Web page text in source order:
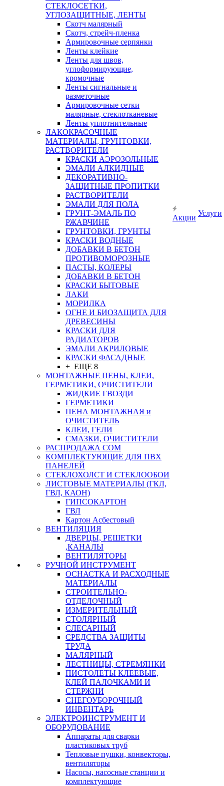
СТЕКЛОСЕТКИ,
УГЛОЗАЩИТНЫЕ, ЛЕНТЫ
Скотч малярный
Скотч, стрейч-пленка
Армировочные серпянки
Ленты клейкие
Ленты для швов,
углоформирующие,
кромочные
Ленты сигнальные и
разметочные
Армировочные сетки
малярные, стеклотканевые
Ленты уплотнительные
ЛАКОКРАСОЧНЫЕ
МАТЕРИАЛЫ, ГРУНТОВКИ,
РАСТВОРИТЕЛИ
КРАСКИ АЭРОЗОЛЬНЫЕ
ЭМАЛИ АЛКИДНЫЕ
ДЕКОРАТИВНО-
ЗАЩИТНЫЕ ПРОПИТКИ
РАСТВОРИТЕЛИ
ЭМАЛИ ДЛЯ ПОЛА
ГРУНТ-ЭМАЛЬ ПО
РЖАВЧИНЕ
ГРУНТОВКИ, ГРУНТЫ
КРАСКИ ВОДНЫЕ
ДОБАВКИ В БЕТОН
ПРОТИВОМОРОЗНЫЕ
ПАСТЫ, КОЛЕРЫ
ДОБАВКИ В БЕТОН
КРАСКИ БЫТОВЫЕ
ЛАКИ
МОРИЛКА
ОГНЕ И БИОЗАЩИТА ДЛЯ
ДРЕВЕСИНЫ
КРАСКИ ДЛЯ
РАДИАТОРОВ
ЭМАЛИ АКРИЛОВЫЕ
КРАСКИ ФАСАДНЫЕ
+ ЕЩЕ 8
МОНТАЖНЫЕ ПЕНЫ, КЛЕИ,
ГЕРМЕТИКИ, ОЧИСТИТЕЛИ
ЖИДКИЕ ГВОЗДИ
ГЕРМЕТИКИ
ПЕНА МОНТАЖНАЯ и
ОЧИСТИТЕЛЬ
КЛЕИ, ГЕЛИ
СМАЗКИ, ОЧИСТИТЕЛИ
РАСПРОДАЖА СОМ
КОМПЛЕКТУЮЩИЕ ДЛЯ ПВХ
ПАНЕЛЕЙ
СТЕКЛОХОЛСТ И СТЕКЛООБОИ
ЛИСТОВЫЕ МАТЕРИАЛЫ (ГКЛ,
ГВЛ, КАОН)
ГИПСОКАРТОН
ГВЛ
Картон Асбестовый
ВЕНТИЛЯЦИЯ
ДВЕРЦЫ, РЕШЕТКИ
,КАНАЛЫ
ВЕНТИЛЯТОРЫ
РУЧНОЙ ИНСТРУМЕНТ
ОСНАСТКА И РАСХОДНЫЕ
МАТЕРИАЛЫ
СТРОИТЕЛЬНО-
ОТДЕЛОЧНЫЙ
ИЗМЕРИТЕЛЬНЫЙ
СТОЛЯРНЫЙ
СЛЕСАРНЫЙ
СРЕДСТВА ЗАЩИТЫ
ТРУДА
МАЛЯРНЫЙ
ЛЕСТНИЦЫ, СТРЕМЯНКИ
ПИСТОЛЕТЫ КЛЕЕВЫЕ,
КЛЕЙ ПАЛОЧКАМИ И
СТЕРЖНИ
СНЕГОУБОРОЧНЫЙ
ИНВЕНТАРЬ
ЭЛЕКТРОИНСТРУМЕНТ И
ОБОРУДОВАНИЕ
Аппараты для сварки
пластиковых труб
Тепловые пушки, конвекторы,
вентиляторы
Насосы, насосные станции и
комплектующие
Акции
Услуги